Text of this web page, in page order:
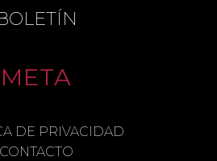
META
DE PRIVACIDAD
CONTACTO